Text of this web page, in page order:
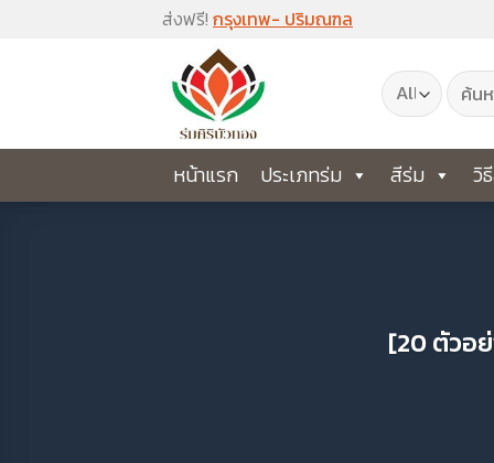
ส่งฟรี! กรุงเทพ- ปริมณฑล
ค้นหา:
หน้าแรก ประเภทร่ม สีร่ม วิ
[20 ตัวอ